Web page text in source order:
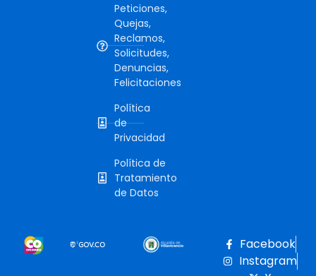
Peticiones,
Quejas,
Reclamos,
Solicitudes,
Denuncias,
Felicitaciones
Política
de
Privacidad
Política de
Tratamiento
de Datos
Facebook
Instagram